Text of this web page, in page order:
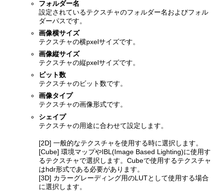
フォルダー名
設定されているテクスチャのフォルダー名およびフォル
ダーパスです。
画像横サイズ
テクスチャの横pxelサイズです。
画像縦サイズ
テクスチャの縦pxelサイズです。
ビット数
テクスチャのビット数です。
画像タイプ
テクスチャの画像形式です。
シェイプ
テクスチャの用途に合わせて設定します。
[2D] 一般的なテクスチャを使用する時に選択します。
[Cube] 環境マップやIBL(Image Based Lighting)に使用す
るテクスチャで選択します。Cubeで使用するテクスチャ
はhdr形式である必要があります。
[3D] カラーグレーディング用のLUTとして使用する場合
に選択します。